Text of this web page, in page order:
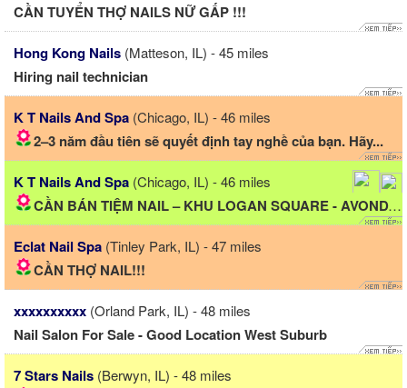
CẦN TUYỂN THỢ NAILS NỮ GẤP !!!
Hong Kong Nails (Matteson, IL) - 45 miles
Hiring nail technician
K T Nails And Spa (Chicago, IL) - 46 miles
2–3 năm đầu tiên sẽ quyết định tay nghề của bạn. Hãy...
K T Nails And Spa (Chicago, IL) - 46 miles
CẦN BÁN TIỆM NAIL – KHU LOGAN SQUARE - AVONDALE, CHICAGO
Eclat Nail Spa (Tinley Park, IL) - 47 miles
CẦN THỢ NAIL!!!
xxxxxxxxxx (Orland Park, IL) - 48 miles
Nail Salon For Sale - Good Location West Suburb
7 Stars Nails (Berwyn, IL) - 48 miles